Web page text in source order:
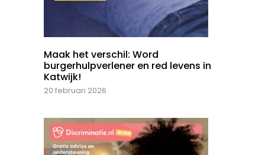
Maak het verschil: Word
burgerhulpverlener en red levens in
Katwijk!
20 februari 2026